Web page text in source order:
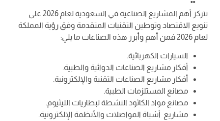
تتركز أهم المشاريع الصناعية في السعودية لعام 2026 على
تنويع الاقتصاد وتوطين التقنيات المتقدمة وفق رؤية المملكة
لعام 2026 فمن أهم وأبرز هذه الصناعات ما يلي:
السيارات الكهربائية.
أفكار مشاريع الصناعات الدوائية والطبية.
أفكار مشاريع الصناعات التقنية والإلكترونية.
مصانع المستلزمات الطبية.
مصانع مواد الكاثود النشطة لبطاريات الليثيوم.
مشاريع أشباة المواصلات والأنظمة الإلكترونية.